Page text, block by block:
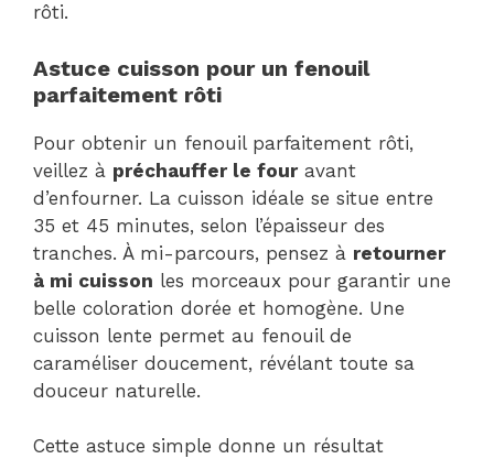
rôti.
Astuce cuisson pour un fenouil
parfaitement rôti
Pour obtenir un fenouil parfaitement rôti,
veillez à préchauffer le fouravant
d’enfourner. La cuisson idéale se situe entre
35 et 45 minutes, selon l’épaisseur des
tranches. À mi-parcours, pensez à retourner
à mi cuisson les morceaux pour garantir une
belle coloration dorée et homogène. Une
cuisson lente permet au fenouil de
caraméliser doucement, révélant toute sa
douceur naturelle.
Cette astuce simple donne un résultat